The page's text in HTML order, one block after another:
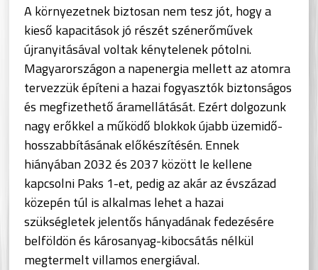
A környezetnek biztosan nem tesz jót, hogy a
kieső kapacitások jó részét szénerőművek
újranyitásával voltak kénytelenek pótolni.
Magyarországon a napenergia mellett az atomra
tervezzük építeni a hazai fogyasztók biztonságos
és megfizethető áramellátását. Ezért dolgozunk
nagy erőkkel a működő blokkok újabb üzemidő-
hosszabbításának előkészítésén. Ennek
hiányában 2032 és 2037 között le kellene
kapcsolni Paks 1-et, pedig az akár az évszázad
közepén túl is alkalmas lehet a hazai
szükségletek jelentős hányadának fedezésére
belföldön és károsanyag-kibocsátás nélkül
megtermelt villamos energiával.